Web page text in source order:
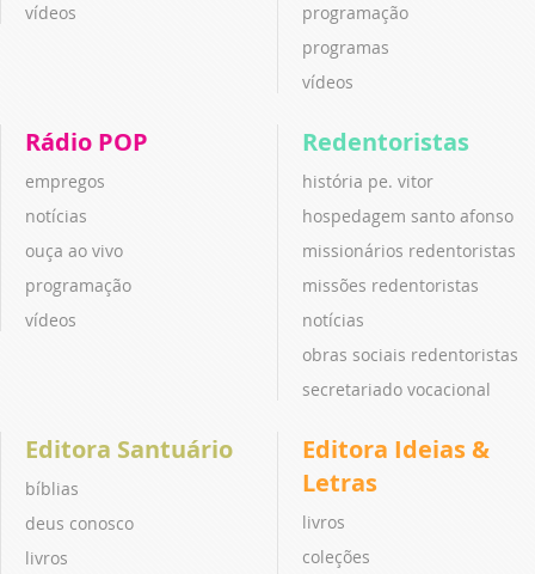
vídeos
programação
programas
vídeos
Rádio POP
empregos
notícias
ouça ao vivo
programação
vídeos
Redentoristas
história pe. vitor
hospedagem santo afonso
missionários redentoristas
missões redentoristas
notícias
obras sociais redentoristas
secretariado vocacional
Editora Santuário
bíblias
deus conosco
livros
Editora Ideias &
Letras
livros
coleções